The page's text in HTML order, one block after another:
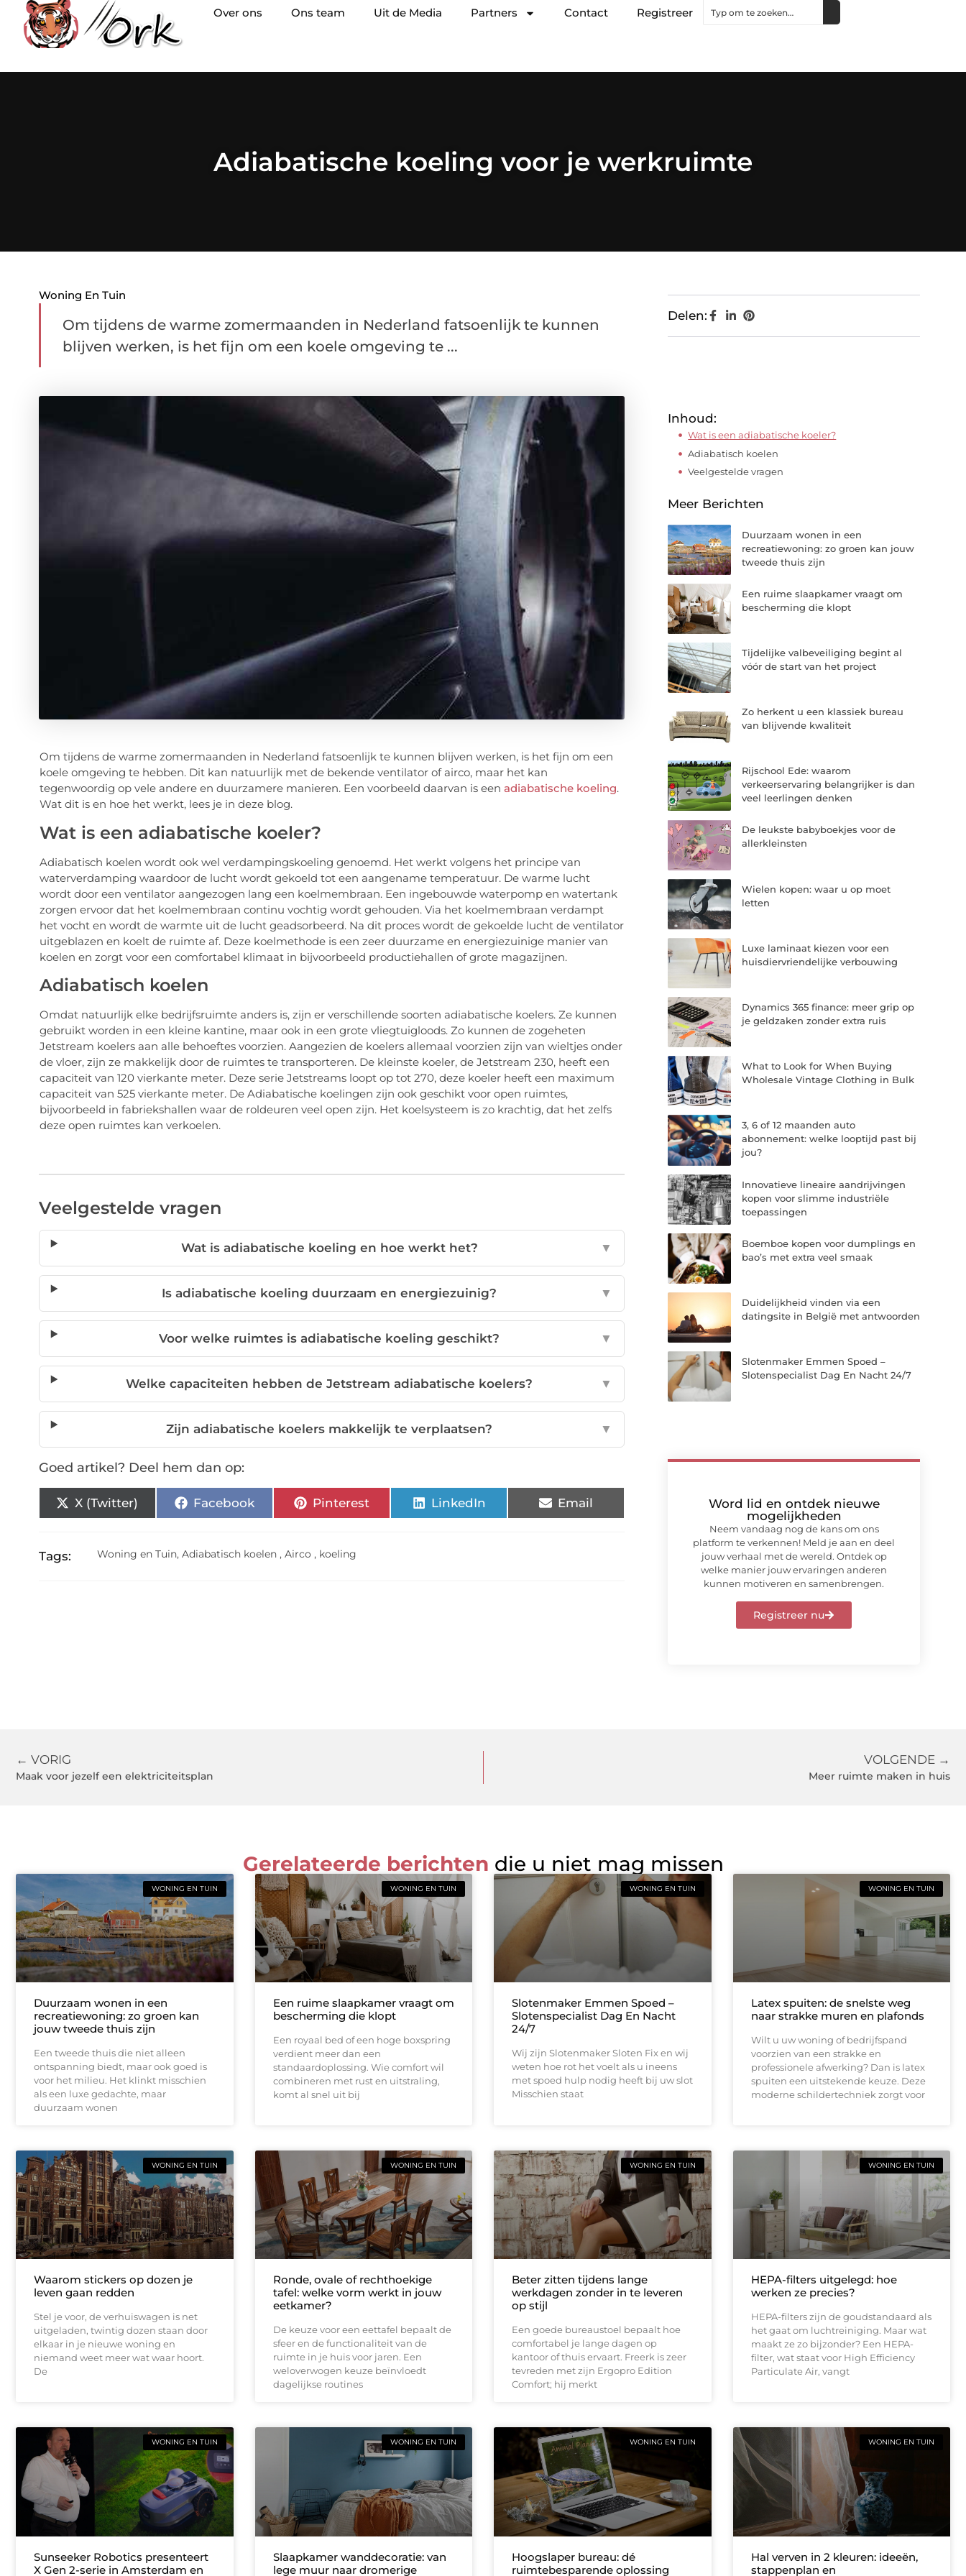
Over ons Ons team Uit de Media Partners Contact Registreer
Adiabatische koeling voor je werkruimte
Woning En Tuin
Om tijdens de warme zomermaanden in Nederland fatsoenlijk te kunnen
blijven werken, is het fijn om een koele omgeving te ...
Om tijdens de warme zomermaanden in Nederland fatsoenlijk te kunnen blijven werken, is het fijn om een
koele omgeving te hebben. Dit kan natuurlijk met de bekende ventilator of airco, maar het kan
tegenwoordig op vele andere en duurzamere manieren. Een voorbeeld daarvan is een adiabatische koeling.
Wat dit is en hoe het werkt, lees je in deze blog.
Wat is een adiabatische koeler?
Adiabatisch koelen wordt ook wel verdampingskoeling genoemd. Het werkt volgens het principe van
waterverdamping waardoor de lucht wordt gekoeld tot een aangename temperatuur. De warme lucht
wordt door een ventilator aangezogen lang een koelmembraan. Een ingebouwde waterpomp en watertank
zorgen ervoor dat het koelmembraan continu vochtig wordt gehouden. Via het koelmembraan verdampt
het vocht en wordt de warmte uit de lucht geadsorbeerd. Na dit proces wordt de gekoelde lucht de ventilator
uitgeblazen en koelt de ruimte af. Deze koelmethode is een zeer duurzame en energiezuinige manier van
koelen en zorgt voor een comfortabel klimaat in bijvoorbeeld productiehallen of grote magazijnen.
Adiabatisch koelen
Omdat natuurlijk elke bedrijfsruimte anders is, zijn er verschillende soorten adiabatische koelers. Ze kunnen
gebruikt worden in een kleine kantine, maar ook in een grote vliegtuigloods. Zo kunnen de zogeheten
Jetstream koelers aan alle behoeftes voorzien. Aangezien de koelers allemaal voorzien zijn van wieltjes onder
de vloer, zijn ze makkelijk door de ruimtes te transporteren. De kleinste koeler, de Jetstream 230, heeft een
capaciteit van 120 vierkante meter. Deze serie Jetstreams loopt op tot 270, deze koeler heeft een maximum
capaciteit van 525 vierkante meter. De Adiabatische koelingen zijn ook geschikt voor open ruimtes,
bijvoorbeeld in fabriekshallen waar de roldeuren veel open zijn. Het koelsysteem is zo krachtig, dat het zelfs
deze open ruimtes kan verkoelen.
Veelgestelde vragen
Wat is adiabatische koeling en hoe werkt het? ▼
Is adiabatische koeling duurzaam en energiezuinig? ▼
Voor welke ruimtes is adiabatische koeling geschikt? ▼
Welke capaciteiten hebben de Jetstream adiabatische koelers? ▼
Zijn adiabatische koelers makkelijk te verplaatsen? ▼
Goed artikel? Deel hem dan op:
X (Twitter) Facebook Pinterest LinkedIn Email
Tags: Woning en Tuin,Adiabatisch koelen ,Airco , koeling
Delen:
Inhoud:
Wat is een adiabatische koeler?
Adiabatisch koelen
Veelgestelde vragen
Meer Berichten
Duurzaam wonen in een
recreatiewoning: zo groen kan jouw
tweede thuis zijn
Een ruime slaapkamer vraagt om
bescherming die klopt
Tijdelijke valbeveiliging begint al
vóór de start van het project
Zo herkent u een klassiek bureau
van blijvende kwaliteit
Rijschool Ede: waarom
verkeerservaring belangrijker is dan
veel leerlingen denken
De leukste babyboekjes voor de
allerkleinsten
Wielen kopen: waar u op moet
letten
Luxe laminaat kiezen voor een
huisdiervriendelijke verbouwing
Dynamics 365 finance: meer grip op
je geldzaken zonder extra ruis
What to Look for When Buying
Wholesale Vintage Clothing in Bulk
3, 6 of 12 maanden auto
abonnement: welke looptijd past bij
jou?
Innovatieve lineaire aandrijvingen
kopen voor slimme industriële
toepassingen
Boemboe kopen voor dumplings en
bao’s met extra veel smaak
Duidelijkheid vinden via een
datingsite in België met antwoorden
Slotenmaker Emmen Spoed –
Slotenspecialist Dag En Nacht 24/7
Word lid en ontdek nieuwe
mogelijkheden
Neem vandaag nog de kans om ons
platform te verkennen! Meld je aan en deel
jouw verhaal met de wereld. Ontdek op
welke manier jouw ervaringen anderen
kunnen motiveren en samenbrengen.
Registreer nu
← VORIG
Maak voor jezelf een elektriciteitsplan
VOLGENDE →
Meer ruimte maken in huis
Gerelateerde berichten die u niet mag missen
WONING EN TUIN
Duurzaam wonen in een
recreatiewoning: zo groen kan
jouw tweede thuis zijn
Een tweede thuis die niet alleen
ontspanning biedt, maar ook goed is
voor het milieu. Het klinkt misschien
als een luxe gedachte, maar
duurzaam wonen
WONING EN TUIN
Een ruime slaapkamer vraagt om
bescherming die klopt
Een royaal bed of een hoge boxspring
verdient meer dan een
standaardoplossing. Wie comfort wil
combineren met rust en uitstraling,
komt al snel uit bij
WONING EN TUIN
Slotenmaker Emmen Spoed –
Slotenspecialist Dag En Nacht
24/7
Wij zijn Slotenmaker Sloten Fix en wij
weten hoe rot het voelt als u ineens
met spoed hulp nodig heeft bij uw slot
Misschien staat
WONING EN TUIN
Latex spuiten: de snelste weg
naar strakke muren en plafonds
Wilt u uw woning of bedrijfspand
voorzien van een strakke en
professionele afwerking? Dan is latex
spuiten een uitstekende keuze. Deze
moderne schildertechniek zorgt voor
WONING EN TUIN
Waarom stickers op dozen je
leven gaan redden
Stel je voor, de verhuiswagen is net
uitgeladen, twintig dozen staan door
elkaar in je nieuwe woning en
niemand weet meer wat waar hoort.
De
WONING EN TUIN
Ronde, ovale of rechthoekige
tafel: welke vorm werkt in jouw
eetkamer?
De keuze voor een eettafel bepaalt de
sfeer en de functionaliteit van de
ruimte in je huis voor jaren. Een
weloverwogen keuze beïnvloedt
dagelijkse routines
WONING EN TUIN
Beter zitten tijdens lange
werkdagen zonder in te leveren
op stijl
Een goede bureaustoel bepaalt hoe
comfortabel je lange dagen op
kantoor of thuis ervaart. Freerk is zeer
tevreden met zijn Ergopro Edition
Comfort; hij merkt
WONING EN TUIN
HEPA-filters uitgelegd: hoe
werken ze precies?
HEPA-filters zijn de goudstandaard als
het gaat om luchtreiniging. Maar wat
maakt ze zo bijzonder? Een HEPA-
filter, wat staat voor High Efficiency
Particulate Air, vangt
WONING EN TUIN
Sunseeker Robotics presenteert
X Gen 2-serie in Amsterdam en
WONING EN TUIN
Slaapkamer wanddecoratie: van
lege muur naar dromerige
WONING EN TUIN
Hoogslaper bureau: dé
ruimtebesparende oplossing
WONING EN TUIN
Hal verven in 2 kleuren: ideeën,
stappenplan en